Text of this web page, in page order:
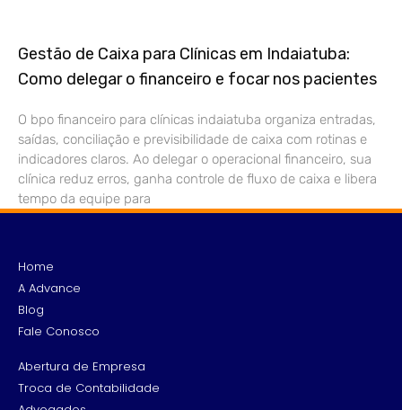
Gestão de Caixa para Clínicas em Indaiatuba:
Como delegar o financeiro e focar nos pacientes
O bpo financeiro para clínicas indaiatuba organiza entradas,
saídas, conciliação e previsibilidade de caixa com rotinas e
indicadores claros. Ao delegar o operacional financeiro, sua
clínica reduz erros, ganha controle de fluxo de caixa e libera
tempo da equipe para
Home
A Advance
Blog
Fale Conosco
Abertura de Empresa
Troca de Contabilidade